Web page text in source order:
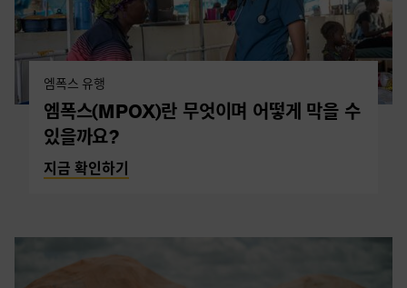
엠폭스 유행
엠폭스(MPOX)란 무엇이며 어떻게 막을 수
있을까요?
지금 확인하기